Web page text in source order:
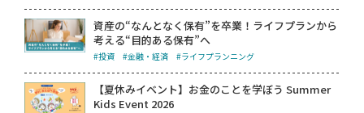
資産の“なんとなく保有”を卒業！ライフプランから
考える“目的ある保有”へ
#投資 #金融・経済 #ライフプランニング
【夏休みイベント】お金のことを学ぼう Summer
Kids Event 2026